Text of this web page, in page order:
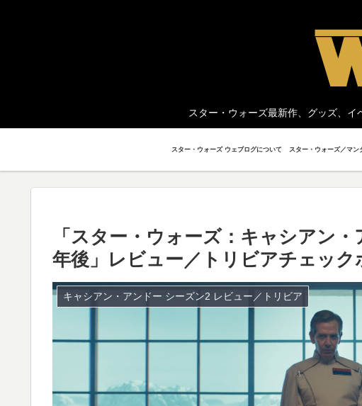
スター・ウォーズ最新作、グッズ、イ
スター・ウォーズ ウェブログについて
「スター・ウォーズ：キャシアン
年後」レビュー／トリビアチェック
キャシアン・アンドー シーズン2 レビュー／トリビア